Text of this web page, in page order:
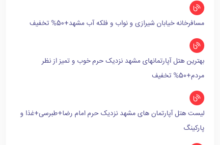
مسافرخانه خیابان شیرازی و نواب و فلکه آب مشهد+50% تخفیف
بهترین هتل آپارتمانهای مشهد نزدیک حرم خوب و تمیز از نظر
مردم+50% تخفیف
لیست هتل آپارتمان های مشهد نزدیک حرم امام رضا+طبرسی+غذا و
پارکینگ